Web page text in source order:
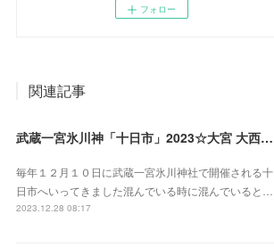
フォロー
関連記事
武蔵一宮氷川神「十日市」2023☆大宮 大西屋酒店で甘酒
毎年１２月１０日に武蔵一宮氷川神社で開催される十
日市へいってきました混んでいる時に混んでいると…
2023.12.28 08:17